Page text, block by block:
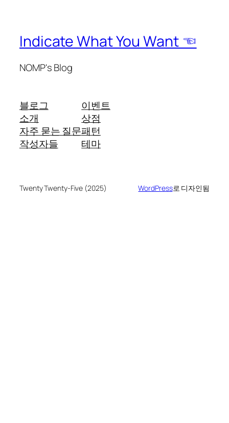
Indicate What You Want ☜
NOMP's Blog
블로그
소개
자주 묻는 질문
작성자들
이벤트
상점
패턴
테마
Twenty Twenty-Five (2025) WordPress로 디자인됨